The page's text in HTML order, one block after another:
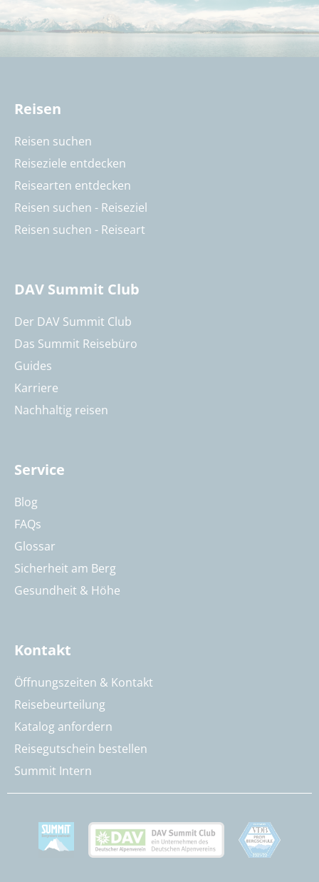
Reisen
Reisen suchen
Reiseziele entdecken
Reisearten entdecken
Reisen suchen - Reiseziel
Reisen suchen - Reiseart
DAV Summit Club
Der DAV Summit Club
Das Summit Reisebüro
Guides
Karriere
Nachhaltig reisen
Service
Blog
FAQs
Glossar
Sicherheit am Berg
Gesundheit & Höhe
Kontakt
Öffnungszeiten & Kontakt
Reisebeurteilung
Katalog anfordern
Reisegutschein bestellen
Summit Intern